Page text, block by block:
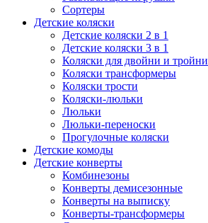
Сортеры
Детские коляски
Детские коляски 2 в 1
Детские коляски 3 в 1
Коляски для двойни и тройни
Коляски трансформеры
Коляски трости
Коляски-люльки
Люльки
Люльки-переноски
Прогулочные коляски
Детские комоды
Детские конверты
Комбинезоны
Конверты демисезонные
Конверты на выписку
Конверты-трансформеры